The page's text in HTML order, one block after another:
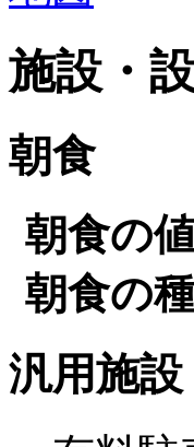
施設・
朝食
朝食の
朝食の
汎用施設